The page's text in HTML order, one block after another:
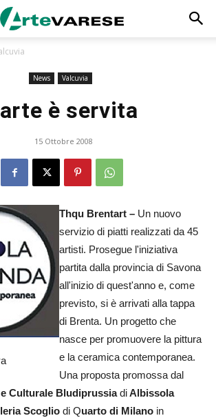
News Valcuvia
è servita
15 Ottobre 2008
Thqu Brentart – Un nuovo
servizio di piatti realizzati da 45
artisti. Prosegue l'iniziativa
partita dalla provincia di Savona
all'inizio di quest'anno e, come
previsto, si è arrivati alla tappa
di Brenta. Un progetto che
nasce per promuovere la pittura
e la ceramica contemporanea.
Una proposta promossa dal
Culturale BludiprussiadiAlbissola
Scoglio di Quarto di Milano in